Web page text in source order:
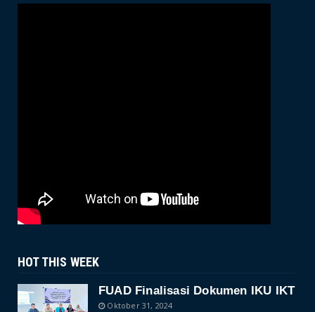
HOT THIS WEEK
FUAD Finalisasi Dokumen IKU IKT
Oktober 31, 2024